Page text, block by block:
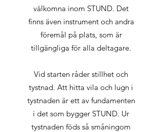
välkomna inom STUND. Det
finns även instrument och andra
föremål på plats, som är
tillgängliga för alla deltagare.
Vid starten råder stillhet och
tystnad. Att hitta vila och lugn i
tystnaden är ett av fundamenten
i det som bygger STUND. Ur
tystnaden föds så småningom